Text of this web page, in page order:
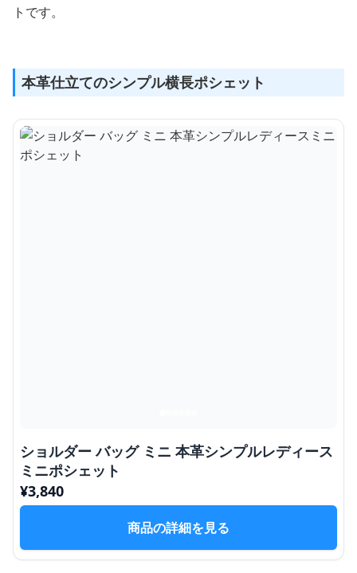
トです。
本革仕立てのシンプル横長ポシェット
ショルダー バッグ ミニ 本革シンプルレディース
ミニポシェット
¥3,840
商品の詳細を見る